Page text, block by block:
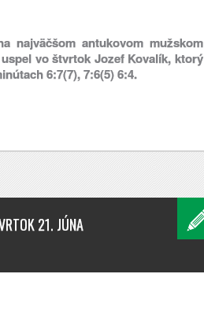
najväčšom antukovom mužskom
vo štvrtok Jozef Kovalík, ktorý
6:7(7), 7:6(5) 6:4.
21. JÚNA